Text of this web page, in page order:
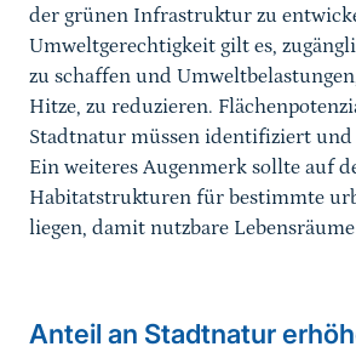
der grünen Infrastruktur zu
Umweltgerechtigkeit gilt es,
zu schaffen und
Hitze, zu reduzieren.
Stadtnatur müssen identifiziert und
Ein weiteres Augenmerk sollte auf
Habitatstrukturen für bestimmte
liegen, damit nutzbare
Anteil an Stadtnatur